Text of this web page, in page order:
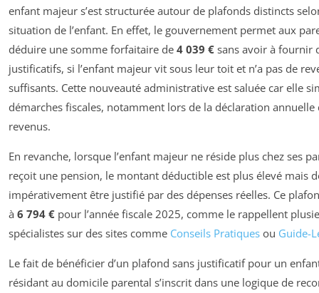
enfant majeur s’est structurée autour de plafonds distincts
situation de l’enfant. En effet, le gouvernement permet aux
déduire une somme forfaitaire de 4 039 € sans avoir à fournir
justificatifs, si l’enfant majeur vit sous leur toit et n’a pas de
suffisants. Cette nouveauté administrative est saluée car elle
démarches fiscales, notamment lors de la déclaration annuelle
revenus.
En revanche, lorsque l’enfant majeur ne réside plus chez ses
reçoit une pension, le montant déductible est plus élevé mais
impérativement être justifié par des dépenses réelles. Ce
à 6 794 € pour l’année fiscale 2025, comme le rappellent
spécialistes sur des sites comme Conseils Pratiques ou Guide-
Le fait de bénéficier d’un plafond sans justificatif pour un
résidant au domicile parental s’inscrit dans une logique de